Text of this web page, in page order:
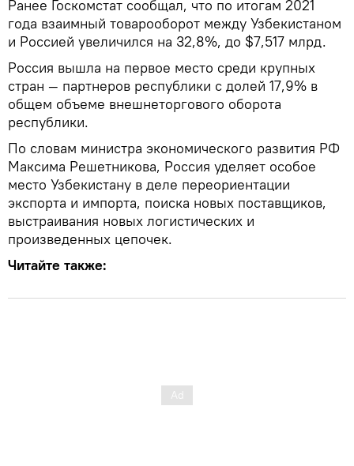
Ранее Госкомстат сообщал, что по итогам 2021
года взаимный товарооборот между Узбекистаном
и Россией увеличился на 32,8%, до $7,517 млрд.
Россия вышла на первое место среди крупных
стран — партнеров республики с долей 17,9% в
общем объеме внешнеторгового оборота
республики.
По словам министра экономического развития РФ
Максима Решетникова, Россия уделяет особое
место Узбекистану в деле переориентации
экспорта и импорта, поиска новых поставщиков,
выстраивания новых логистических и
произведенных цепочек.
Читайте также: